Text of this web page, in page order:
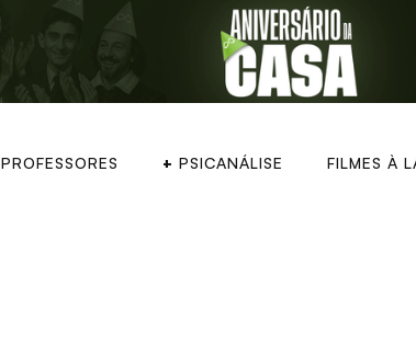
PROFESSORES + PSICANÁLISE FILMES À